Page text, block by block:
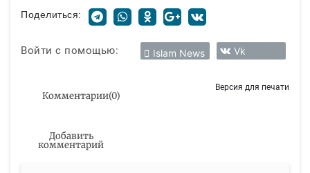
Поделиться:
Войти с помощью: Islam News Vk
Комментарии(0)
Версия для печати
Добавить
комментарий